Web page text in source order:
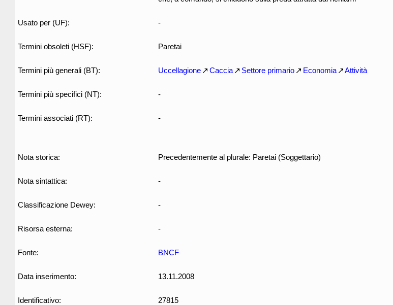
Usato per (UF): -
Termini obsoleti (HSF): Paretai
Termini più generali (BT): Uccellagione Caccia Settore primario Economia Attività
Termini più specifici (NT): -
Termini associati (RT): -
Nota storica: Precedentemente al plurale: Paretai (Soggettario)
Nota sintattica: -
Classificazione Dewey: -
Risorsa esterna: -
Fonte: BNCF
Data inserimento: 13.11.2008
Identificativo: 27815